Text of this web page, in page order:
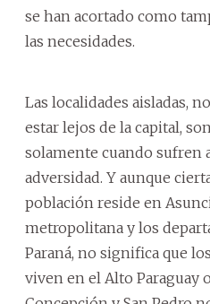
se han acortado como
las necesidades.
Las localidades aisladas,
estar lejos de la capital,
solamente cuando sufren
adversidad. Y aunque
población reside en
metropolitana y los
Paraná, no significa que
viven en el Alto Paraguay